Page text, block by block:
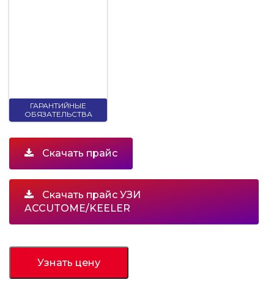
ГАРАНТИЙНЫЕ
ОБЯЗАТЕЛЬСТВА
Скачать прайс
Скачать прайс УЗИ
ACCUTOME/KEELER
Узнать цену